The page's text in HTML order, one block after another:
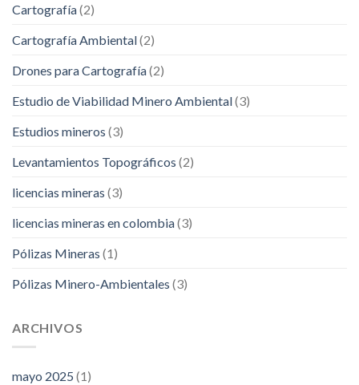
Cartografía(2)
Cartografía Ambiental(2)
Drones para Cartografía(2)
Estudio de Viabilidad Minero Ambiental(3)
Estudios mineros (3)
Levantamientos Topográficos (2)
licencias mineras (3)
licencias mineras en colombia(3)
Pólizas Mineras (1)
Pólizas Minero-Ambientales (3)
ARCHIVOS
mayo 2025 (1)